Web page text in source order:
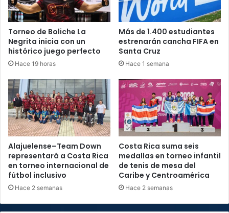
Torneo de Boliche La
Negrita inicia con un
histórico juego perfecto
Hace 19 horas
Más de 1.400 estudiantes
estrenarán cancha FIFA en
Santa Cruz
Hace 1 semana
Alajuelense–Team Down
representará a Costa Rica
en torneo internacional de
fútbol inclusivo
Hace 2 semanas
Costa Rica suma seis
medallas en torneo infantil
de tenis de mesa del
Caribe y Centroamérica
Hace 2 semanas